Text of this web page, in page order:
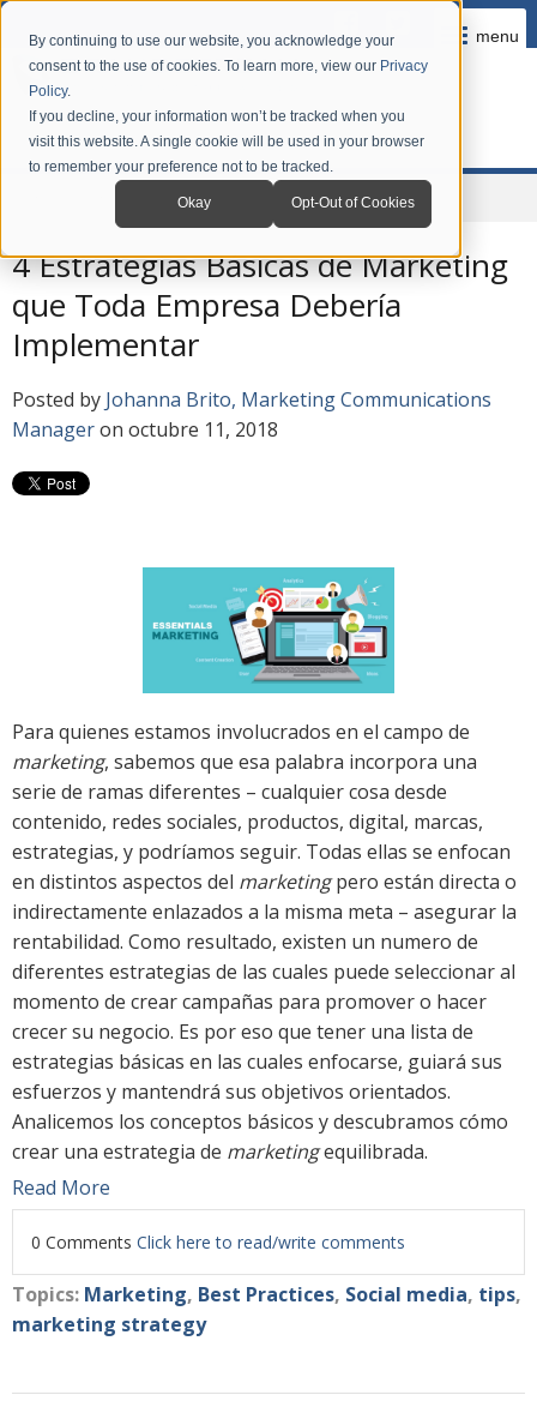
By continuing to use our website, you acknowledge your
consent to the use of cookies. To learn more, view our Privacy
Policy.
If you decline, your information won’t be tracked when you
visit this website. A single cookie will be used in your browser
to remember your preference not to be tracked.
Okay Opt-Out of Cookies
menu
News Blog en Español
4 Estrategias Básicas de Marketing
que Toda Empresa Debería
Implementar
Posted by Johanna Brito, Marketing Communications
Manageron octubre 11, 2018
Para quienes estamos involucrados en el campo de
marketing, sabemos que esa palabra incorpora una
serie de ramas diferentes – cualquier cosa desde
contenido, redes sociales, productos, digital, marcas,
estrategias, y podríamos seguir. Todas ellas se enfocan
en distintos aspectos del marketingpero están directa o
indirectamente enlazados a la misma meta – asegurar la
rentabilidad. Como resultado, existen un numero de
diferentes estrategias de las cuales puede seleccionar al
momento de crear campañas para promover o hacer
crecer su negocio. Es por eso que tener una lista de
estrategias básicas en las cuales enfocarse, guiará sus
esfuerzos y mantendrá sus objetivos orientados.
Analicemos los conceptos básicos y descubramos cómo
crear una estrategia de marketingequilibrada.
Read More
0 Comments Click here to read/write comments
Topics: Marketing, Best Practices, Social media, tips,
marketing strategy